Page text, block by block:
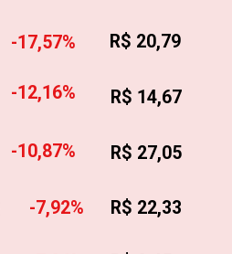
-17,57% R$ 20,79
-12,16% R$ 14,67
-10,87% R$ 27,05
-7,92% R$ 22,33